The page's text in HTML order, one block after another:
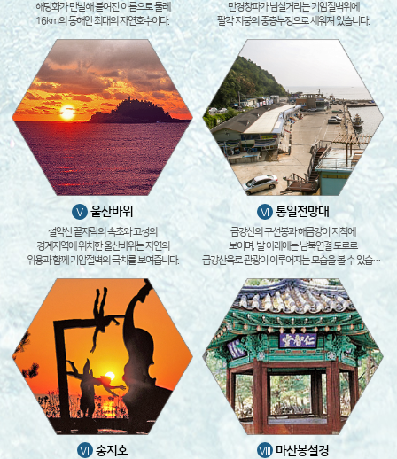
해당화가 만발해 붙여진 이름으로 둘레
16km의 동해안 최대의 자연호수이다.
만경창파가 넘실거리는 기암절벽위에
팔각 지붕의 중층누정으로 세워져 있습니다.
V 울산바위
설악산 끝자락의 속초와 고성의
경계지역에 위치한 울산바위는 자연의
위용과 함께 기암절벽의 극치를 보여줍니다.
VI 통일전망대
금강산의 구선봉과 해금강이 지척에
보이며, 발 아래에는 남북연결 도로로
금강산육로 관광이 이루어지는 모습을 볼 수 있습니다.
VII 송지호 VIII 마산봉설경